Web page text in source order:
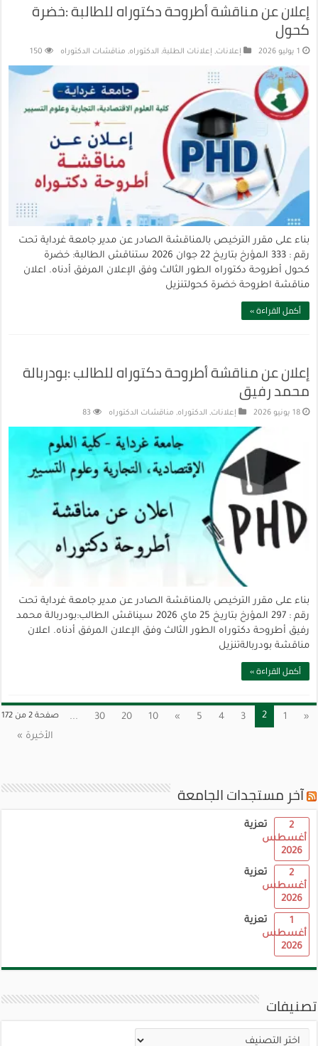
إعلان عن مناقشة أطروحة دكتوراه للطالبة :خضرة
كحول
1 يوليو 2026 إعلانات, إعلانات الطلبة, الدكتوراه, مناقشات الدكتوراه 150
بناء على مقرر الترخيص بالمناقشة الصادر عن مدير جامعة غرداية تحت
رقم : 333 المؤرخ بتاريخ 22 جوان 2026 ستناقش الطالبة: خضرة
كحول أطروحة دكتوراه الطور الثالث وفق الإعلان المرفق أدناه. اعلان
مناقشة اطروحة خضرة كحولتنزيل
أكمل القراءة »
إعلان عن مناقشة أطروحة دكتوراه للطالب :بودربالة
محمد رفيق
18 يونيو 2026 إعلانات, الدكتوراه, مناقشات الدكتوراه 83
بناء على مقرر الترخيص بالمناقشة الصادر عن مدير جامعة غرداية تحت
رقم : 297 المؤرخ بتاريخ 25 ماي 2026 سيناقش الطالب:بودربالة محمد
رفيق أطروحة دكتوراه الطور الثالث وفق الإعلان المرفق أدناه. اعلان
مناقشة بودربالةتنزيل
أكمل القراءة »
صفحة 2 من 172 «
1
2
3
4
5
»
10
20
30
...
الأخيرة »
آخر مستجدات الجامعة
تعزية
2
أغسطس
2026
تعزية
2
أغسطس
2026
تعزية
1
أغسطس
2026
تصنيفات
تصنيفات